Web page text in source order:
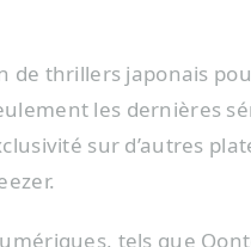
de thrillers japonais
les dernières
sur d’autres
tels que